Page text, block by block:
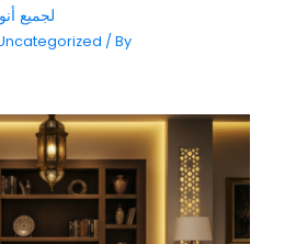
لجميع أنواع
/ By